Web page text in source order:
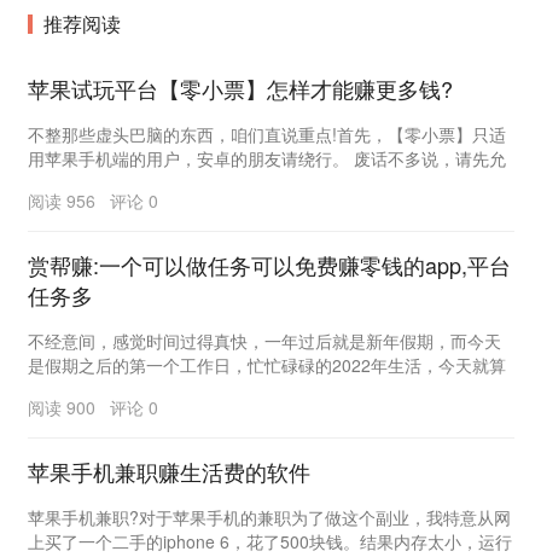
推荐阅读
苹果试玩平台【零小票】怎样才能赚更多钱?
不整那些虚头巴脑的东西，咱们直说重点!首先，【零小票】只适
用苹果手机端的用户，安卓的朋友请绕行。 废话不多说，请先允
阅读 956 评论 0
赏帮赚:一个可以做任务可以免费赚零钱的app,平台
任务多
不经意间，感觉时间过得真快，一年过后就是新年假期，而今天
是假期之后的第一个工作日，忙忙碌碌的2022年生活，今天就算
阅读 900 评论 0
苹果手机兼职赚生活费的软件
苹果手机兼职?对于苹果手机的兼职为了做这个副业，我特意从网
上买了一个二手的iphone 6，花了500块钱。结果内存太小，运行